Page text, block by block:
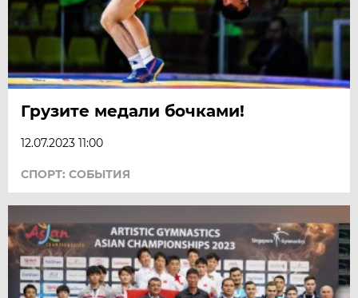
Грузите медали бочками!
12.07.2023 11:00
СПОРТ: СОБЫТИЯ